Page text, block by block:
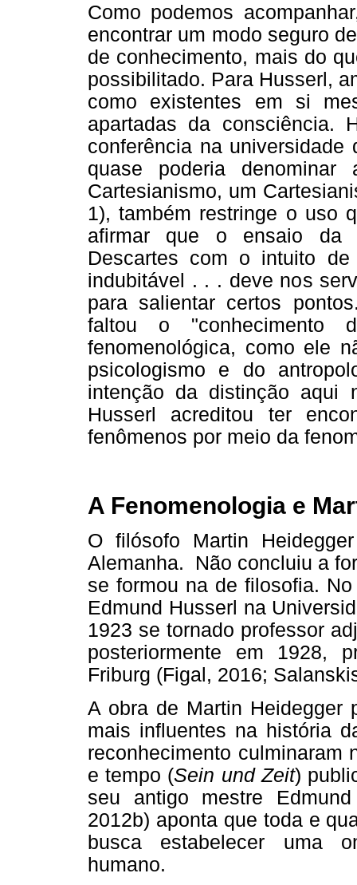
Como podemos
encontrar um modo seguro
de conhecimento, mais do
possibilitado. Para Husserl,
como existentes em si
apartadas da consciência.
conferência na
quase poderia
Cartesianismo, um
1), também restringe o uso
afirmar que o ensaio da
Descartes com o intuito de
indubitável . . . deve nos
para salientar certos
faltou o "conhecimento
fenomenológica, como ele
psicologismo e do
intenção da distinção aqui
Husserl acreditou ter
fenômenos por meio da
A Fenomenologia e
O filósofo Martin
Alemanha. Não concluiu a
se formou na de filosofia.
Edmund Husserl na
1923 se tornado professor
posteriormente em 1928,
Friburg (Figal, 2016;
A obra de Martin Heidegger
mais influentes na história
reconhecimento culminaram
e tempo (Sein und Zeit)
seu antigo mestre
2012b) aponta que toda e
busca estabelecer uma
humano.